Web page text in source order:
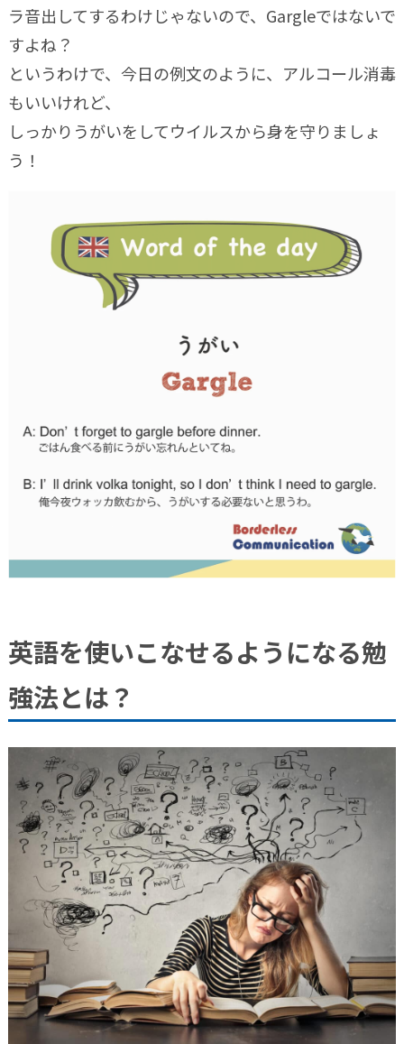
ラ音出してするわけじゃないので、Gargleではないで
すよね？
というわけで、今日の例文のように、アルコール消毒
もいいけれど、
しっかりうがいをしてウイルスから身を守りましょ
う！
英語を使いこなせるようになる勉
強法とは？